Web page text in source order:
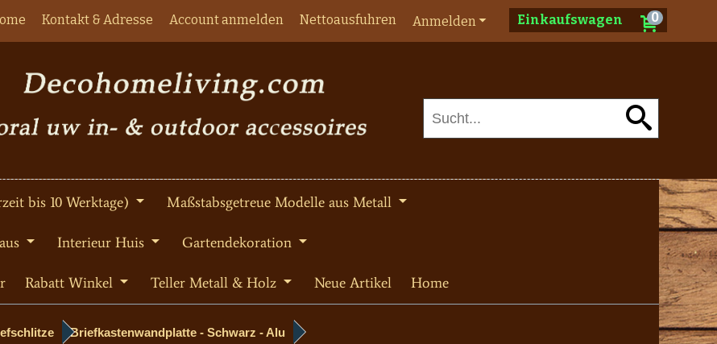
Einkaufswagen 0
Anmelden
Kontakt & Adresse Account anmelden Nettoausfuhren
bis 10 Werktage) Maßstabsgetreue Modelle aus Metall
Interieur Huis Gartendekoration
Rabatt Winkel Teller Metall & Holz Neue Artikel Home
Briefkastenwandplatte - Schwarz - Alu